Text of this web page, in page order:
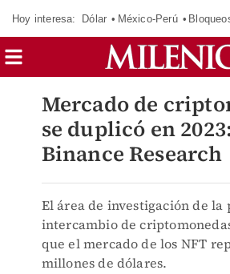
Hoy interesa: Dólar México-Perú
Mercado de
se duplicó en 2023:
Binance Research
El área de investigación de la
intercambio de
que el mercado de los NFT
millones de dólares.